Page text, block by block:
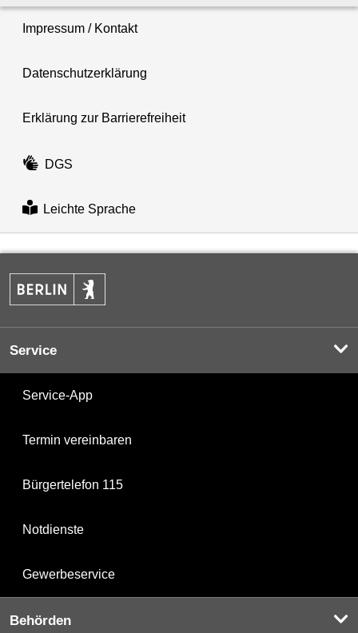
Impressum / Kontakt
Datenschutzerklärung
Erklärung zur Barrierefreiheit
DGS
Leichte Sprache
Service
Service-App
Termin vereinbaren
Bürgertelefon 115
Notdienste
Gewerbeservice
Behörden